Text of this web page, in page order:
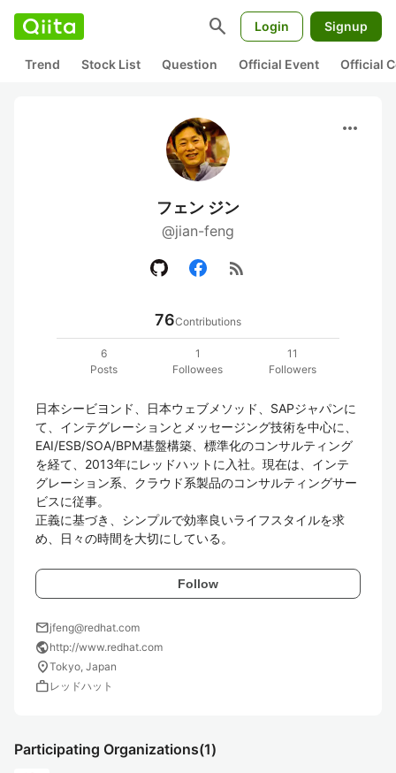
search Login Signup
Trend Stock List Question Official Event Official
more_horiz
フェン ジン
@jian-feng
rss_feed
76Contributions
6
Posts
1
Followees
11
Followers
日本シービヨンド、日本ウェブメソッド、SAPジャパンに
て、インテグレーションとメッセージング技術を中心に、
EAI/ESB/SOA/BPM基盤構築、標準化のコンサルティング
を経て、2013年にレッドハットに入社。現在は、インテ
グレーション系、クラウド系製品のコンサルティングサー
ビスに従事。
正義に基づき、シンプルで効率良いライフスタイルを求
め、日々の時間を大切にしている。
Follow
mailjfeng@redhat.com
publichttp://www.redhat.com
location_onTokyo, Japan
workレッドハット
Participating Organizations(1)